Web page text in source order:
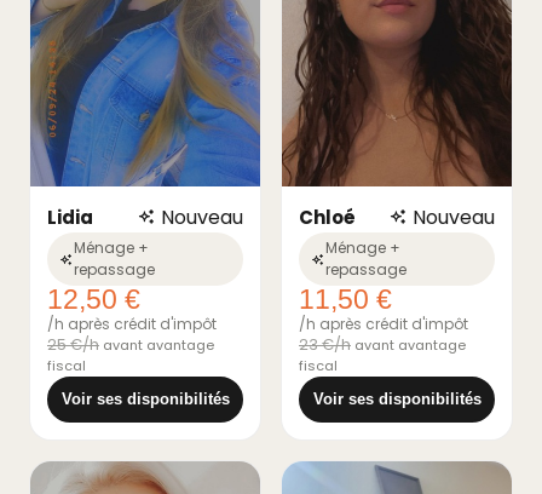
Lidia Nouveau
Ménage +
repassage
12,50 €
/h après crédit d'impôt
25 €/h avant avantage
fiscal
Voir ses disponibilités
Chloé Nouveau
Ménage +
repassage
11,50 €
/h après crédit d'impôt
23 €/h avant avantage
fiscal
Voir ses disponibilités